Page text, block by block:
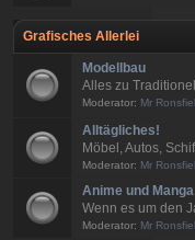
Grafisches Allerlei
Modellbau
Alles zu
Moderator: Mr
Alltägliches!
Möbel, Autos,
Moderator: Mr
Anime und Manga
Wenn es um den
Moderator: Mr